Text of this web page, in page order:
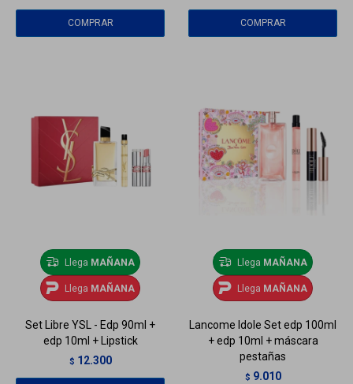
Llega MAÑANA
Llega MAÑANA
Set Libre YSL - Edp 90ml +
edp 10ml + Lipstick
$ 12.300
Llega MAÑANA
Llega MAÑANA
Lancome Idole Set edp 100ml
+ edp 10ml + máscara
pestañas
$ 9.010